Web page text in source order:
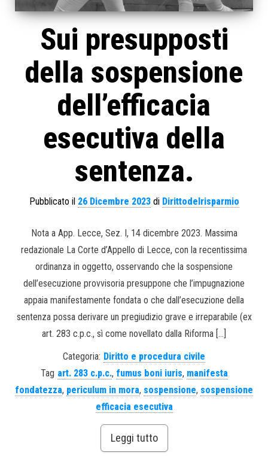
Sui presupposti
della sospensione
dell’efficacia
esecutiva della
sentenza.
Pubblicato il 26 Dicembre 2023di Dirittodelrisparmio
Nota a App. Lecce, Sez. I, 14 dicembre 2023. Massima
redazionale La Corte d’Appello di Lecce, con la recentissima
ordinanza in oggetto, osservando che la sospensione
dell’esecuzione provvisoria presuppone che l’impugnazione
appaia manifestamente fondata o che dall’esecuzione della
sentenza possa derivare un pregiudizio grave e irreparabile (ex
art. 283 c.p.c., sì come novellato dalla Riforma […]
Categoria: Diritto e procedura civile
Tag art. 283 c.p.c., fumus boni iuris, manifesta
fondatezza, periculum in mora, sospensione, sospensione
efficacia esecutiva
Leggi tutto